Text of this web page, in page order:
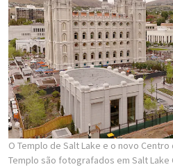
O Templo de Salt Lake e o novo
Templo são fotografados em Salt Lake